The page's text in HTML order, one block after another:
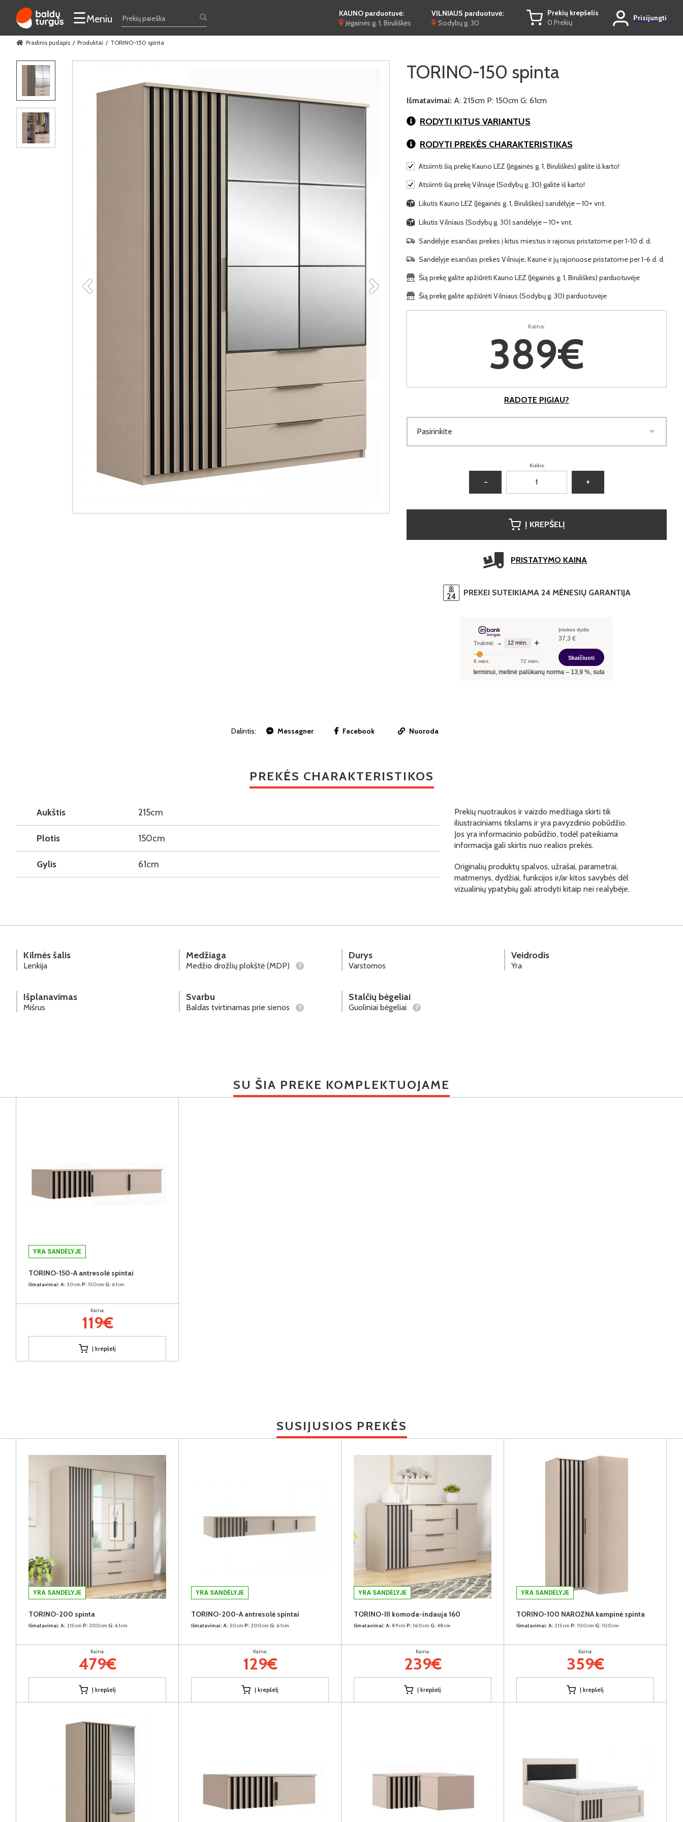
☰Meniu
KAUNO parduotuvė:
Jėgainės g. 1, Biruliškės
VILNIAUS parduotuvė:
Sodybų g. 30
Prekių krepšelis
0 Prekių
Prisijungti
Pradinis puslapis Produktai TORINO-150 spinta
TORINO-150 spinta
Išmatavimai: A: 215cm P: 150cm G: 61cm
RODYTI KITUS VARIANTUS
RODYTI PREKĖS CHARAKTERISTIKAS
Atsiimti šią prekę Kauno LEZ (Jėgainės g. 1, Biruliškės) galite iš karto!
Atsiimti šią prekę Vilniuje (Sodybų g. 30) galite iš karto!
Likutis Kauno LEZ (Jėgainės g. 1, Biruliškės) sandėlyje – 10+ vnt.
Likutis Vilniaus (Sodybų g. 30) sandėlyje – 10+ vnt.
Sandėlyje esančias prekes į kitus miestus ir rajonus pristatome per 1-10 d. d.
Sandėlyje esančias prekes Vilniuje, Kaune ir jų rajonuose pristatome per 1-6 d. d.
Šią prekę galite apžiūrėti Kauno LEZ (Jėgainės g. 1, Biruliškės) parduotuvėje
Šią prekę galite apžiūrėti Vilniaus (Sodybų g. 30) parduotuvėje
Kaina:
389€
RADOTE PIGIAU?
Pasirinkite
Kiekis:
− +
Į KREPŠELĮ
PRISTATYMO KAINA
PREKEI SUTEIKIAMA 24 MĖNESIŲ GARANTIJA
Dalintis: Messagner Facebook Nuoroda
PREKĖS CHARAKTERISTIKOS
Aukštis 215cm
Plotis 150cm
Gylis 61cm
Prekių nuotraukos ir vaizdo medžiaga skirti tik
iliustraciniams tikslams ir yra pavyzdinio pobūdžio.
Jos yra informacinio pobūdžio, todėl pateikiama
informacija gali skirtis nuo realios prekės.
Originalių produktų spalvos, užrašai, parametrai,
matmenys, dydžiai, funkcijos ir/ar kitos savybės dėl
vizualinių ypatybių gali atrodyti kitaip nei realybėje.
Kilmės šalis
Lenkija
Medžiaga
Medžio drožlių plokštė (MDP) ?
Durys
Varstomos
Veidrodis
Yra
Išplanavimas
Mišrus
Svarbu
Baldas tvirtinamas prie sienos ?
Stalčių bėgeliai
Guoliniai bėgeliai ?
SU ŠIA PREKE KOMPLEKTUOJAME
YRA SANDĖLYJE
TORINO-150-A antresolė spintai
Išmatavimai: A: 30cm P: 150cm G: 61cm
Kaina:
119€
Į krepšelį
SUSIJUSIOS PREKĖS
YRA SANDĖLYJE
TORINO-200 spinta
Išmatavimai: A: 215cm P: 200cm G: 61cm
Kaina:
479€
Į krepšelį
YRA SANDĖLYJE
TORINO-200-A antresolė spintai
Išmatavimai: A: 30cm P: 200cm G: 61cm
Kaina:
129€
Į krepšelį
YRA SANDĖLYJE
TORINO-III komoda-indauja 160
Išmatavimai: A: 89cm P: 160cm G: 48cm
Kaina:
239€
Į krepšelį
YRA SANDĖLYJE
TORINO-100 NAROZNA kampinė spinta
Išmatavimai: A: 215cm P: 100cm G: 100cm
Kaina:
359€
Į krepšelį